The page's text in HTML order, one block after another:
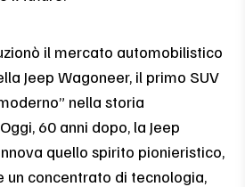
il mercato automobilistico
Jeep Wagoneer, il primo SUV
nella storia
60 anni dopo, la Jeep
quello spirito pionieristico,
un concentrato di tecnologia,